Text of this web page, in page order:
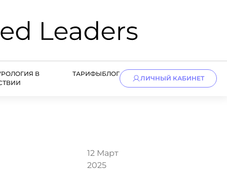
В
ТАРИФЫБЛОГ
ЛИЧНЫЙ КАБИНЕТ
12 Март
2025